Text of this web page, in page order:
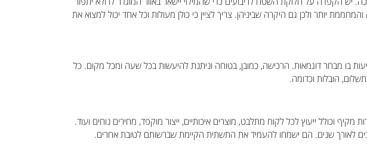
יותר ולכן גם היקרה שביניהן. צריך לציין כי כולן מעולות וכל אחד יכול למצוא את
בו מבחר דוגמאות. הרכישה, כמובן, בטוחה וניתנת להיעשות בכל שעה ומכל מקום. כל
הובלות וכדומה.
וכולל ייעוץ לכל לקוח מתלבט, מוצרים איכותיים, ייצור מוקפד, מחירים נוחים ועוד.
לאורך שנים. הם ישמחו להעמיד את התשתית הקיימת שברשותם לטובת אחרים.